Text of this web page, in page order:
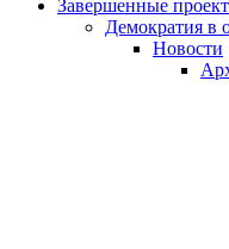
Завершенные
Демократия в
Новости